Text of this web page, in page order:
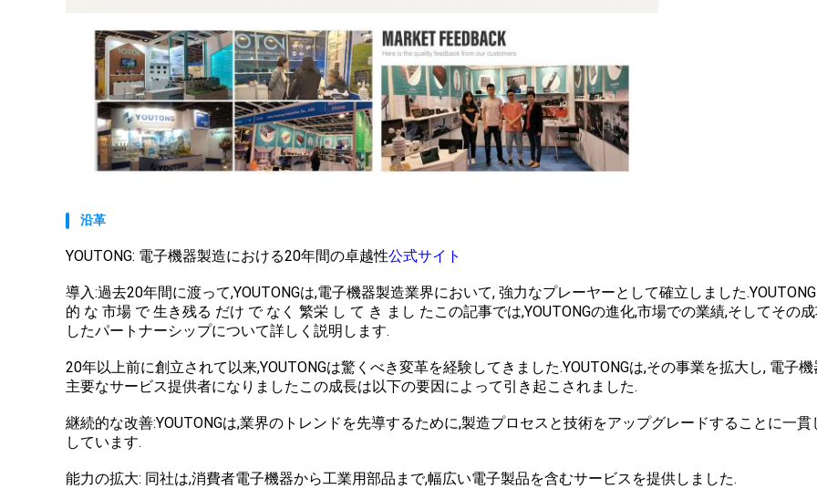
沿革
YOUTONG: 電子機器製造における20年間の卓越性公式サイト
導入:過去20年間に渡って,YOUTONGは,電子機器製造業界において, 強力なプレーヤーとして確立しました
的 な 市場 で 生き残る だけ で なく 繁栄 し て き まし たこの記事では,YOUTONGの進化,市場での業績,そしてその
したパートナーシップについて詳しく説明します.
20年以上前に創立されて以来,YOUTONGは驚くべき変革を経験してきました.YOUTONGは,その事業を拡大し, 電子
主要なサービス提供者になりましたこの成長は以下の要因によって引き起こされました.
継続的な改善:YOUTONGは,業界のトレンドを先導するために,製造プロセスと技術をアップグレードすることに一貫
しています.
能力の拡大: 同社は,消費者電子機器から工業用部品まで,幅広い電子製品を含むサービスを提供しました.